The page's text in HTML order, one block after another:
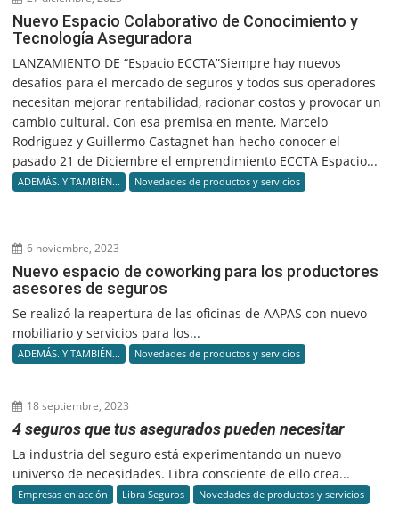
Nuevo Espacio Colaborativo de Conocimiento y
Tecnología Aseguradora
LANZAMIENTO DE “Espacio ECCTA”Siempre hay nuevos
desafíos para el mercado de seguros y todos sus operadores
necesitan mejorar rentabilidad, racionar costos y provocar un
cambio cultural. Con esa premisa en mente, Marcelo
Rodriguez y Guillermo Castagnet han hecho conocer el
pasado 21 de Diciembre el emprendimiento ECCTA Espacio...
ADEMÁS. Y TAMBIÉN... Novedades de productos y servicios
6 noviembre, 2023
Nuevo espacio de coworking para los productores
asesores de seguros
Se realizó la reapertura de las oficinas de AAPAS con nuevo
mobiliario y servicios para los...
ADEMÁS. Y TAMBIÉN... Novedades de productos y servicios
18 septiembre, 2023
4 seguros que tus asegurados pueden necesitar
La industria del seguro está experimentando un nuevo
universo de necesidades. Libra consciente de ello crea...
Empresas en acción Libra Seguros Novedades de productos y servicios